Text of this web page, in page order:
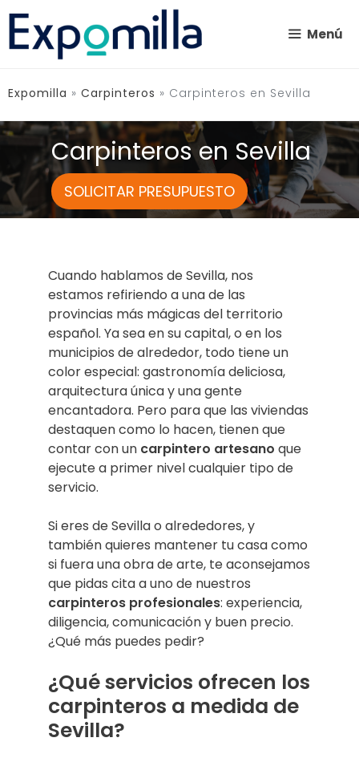
Saltar
contenido
Menú
Expomilla » Carpinteros » Carpinteros en Sevilla
Carpinteros en Sevilla
SOLICITAR PRESUPUESTO
Cuando hablamos de Sevilla, nos
estamos refiriendo a una de las
provincias más mágicas del territorio
español. Ya sea en su capital, o en los
municipios de alrededor, todo tiene un
color especial: gastronomía deliciosa,
arquitectura única y una gente
encantadora. Pero para que las viviendas
destaquen como lo hacen, tienen que
contar con un carpintero artesano que
ejecute a primer nivel cualquier tipo de
servicio.
Si eres de Sevilla o alrededores, y
también quieres mantener tu casa como
si fuera una obra de arte, te aconsejamos
que pidas cita a uno de nuestros
carpinteros profesionales: experiencia,
diligencia, comunicación y buen precio.
¿Qué más puedes pedir?
¿Qué servicios ofrecen los
carpinteros a medida de
Sevilla?